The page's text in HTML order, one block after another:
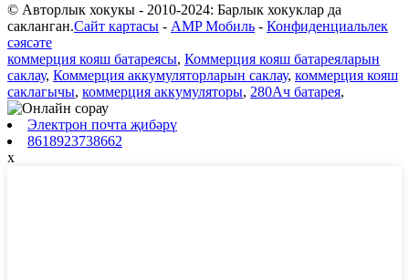
© Авторлык хокукы - 2010-2024: Барлык хокуклар да
сакланган.Сайт картасы - AMP Мобиль - Конфиденциальлек
сәясәте
коммерция кояш батареясы, Коммерция кояш батареяларын
саклау, Коммерция аккумуляторларын саклау, коммерция кояш
саклагычы, коммерция аккумуляторы, 280Ач батарея,
Электрон почта җибәрү
8618923738662
x